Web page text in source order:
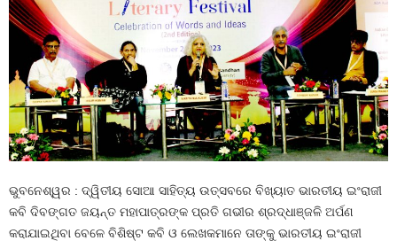
ଭୁବନେଶ୍ୱର : ଦ୍ୱିତୀୟ ସୋଆ ସାହିତ୍ୟ ଉତ୍ସବରେ ବିଖ୍ୟାତ ଭାରତୀୟ ଇଂରାଜୀ
କବି ଦିବଙ୍ଗତ ଜୟନ୍ତ ମହାପାତ୍ରଙ୍କ ପ୍ରତି ଗଭୀର ଶ୍ରଦ୍ଧାଞ୍ଜଳି ଅର୍ପଣ
କରାଯାଇଥିବା ବେଳେ ବିଶିଷ୍ଟ କବି ଓ ଲେଖକମାନେ ତାଙ୍କୁ ଭାରତୀୟ ଇଂରାଜୀ